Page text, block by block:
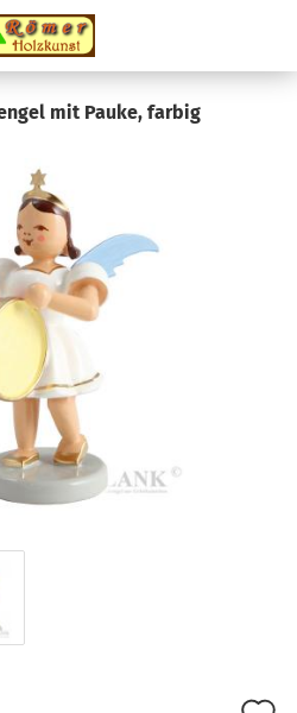
mit Pauke, farbig